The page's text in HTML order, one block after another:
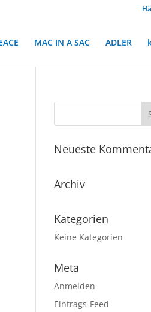
MAC IN A SAC ADLER
Neueste
Archiv
Kategorien
Keine Kategorien
Meta
Anmelden
Eintrags-Feed